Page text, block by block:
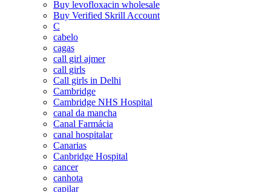
Buy levofloxacin wholesale
Buy Verified Skrill Account
C
cabelo
cagas
call girl ajmer
call girls
Call girls in Delhi
Cambridge
Cambridge NHS Hospital
canal da mancha
Canal Farmácia
canal hospitalar
Canarias
Canbridge Hospital
cancer
canhota
capilar